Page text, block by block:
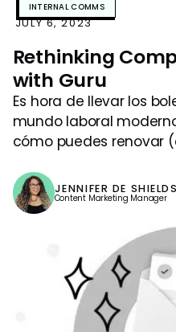
INTERNAL COMMS
JULY 6, 2023
Rethinking
with Guru
Es hora de llevar los
mundo laboral
cómo puedes renovar
JENNIFER DE SHIELDS
Content Marketing Manager